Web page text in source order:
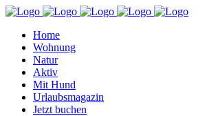
Home
Wohnung
Natur
Aktiv
Mit Hund
Urlaubsmagazin
Jetzt buchen